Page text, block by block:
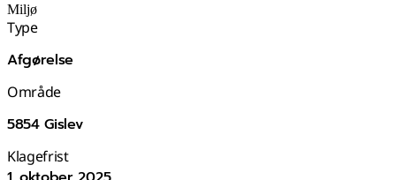
Miljø
Type
Afgørelse
Område
5854 Gislev
Klagefrist